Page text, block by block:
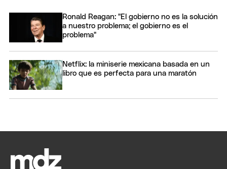
Ronald Reagan: "El gobierno no es la solución
a nuestro problema; el gobierno es el
problema"
Netflix: la miniserie mexicana basada en un
libro que es perfecta para una maratón